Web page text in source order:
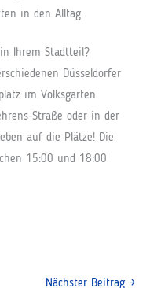
in den Alltag.
Ihrem Stadtteil?
Düsseldorfer
im Volksgarten
Straße oder in der
auf die Plätze! Die
15:00 und 18:00
Nächster Beitrag →